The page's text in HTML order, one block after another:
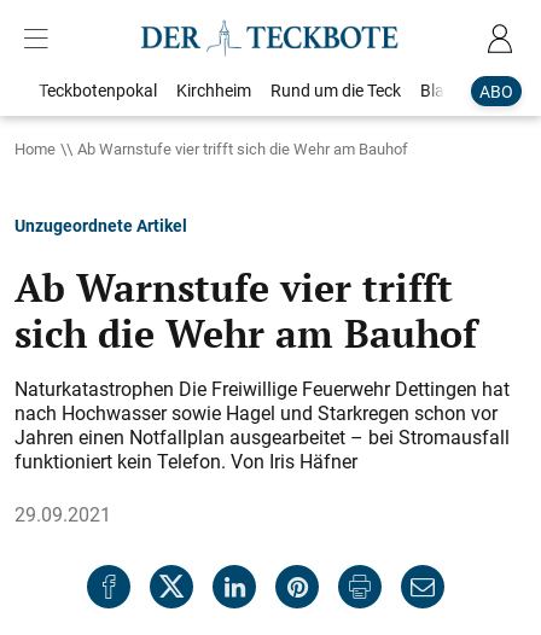
ABO
Teckbotenpokal Kirchheim Rund um die Teck Blaulicht
Home Ab Warnstufe vier trifft sich die Wehr am Bauhof
Unzugeordnete Artikel
Ab Warnstufe vier trifft
sich die Wehr am Bauhof
Naturkatastrophen Die Freiwillige Feuerwehr Dettingen hat
nach Hochwasser sowie Hagel und Starkregen schon vor
Jahren einen Notfallplan ausgearbeitet – bei Stromausfall
funktioniert kein Telefon. Von Iris Häfner
29.09.2021